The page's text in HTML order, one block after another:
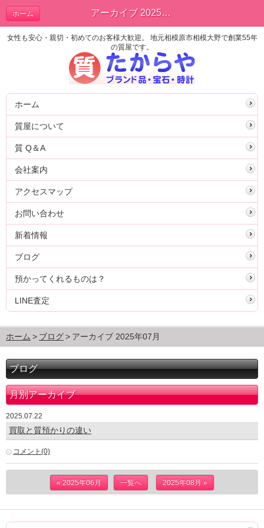
アーカイブ 2025年07月 | ブログ
ホーム
女性も安心・親切・初めてのお客様大歓迎。 地元相模原市相模大野で創業55年
の質屋です。
ホーム
質屋について
質 Q＆A
会社案内
アクセスマップ
お問い合わせ
新着情報
ブログ
預かってくれるものは？
LINE査定
ホーム ブログ アーカイブ 2025年07月
ブログ
月別アーカイブ
2025.07.22
買取と質預かりの違い
コメント(0)
« 2025年06月 一覧へ 2025年08月 »